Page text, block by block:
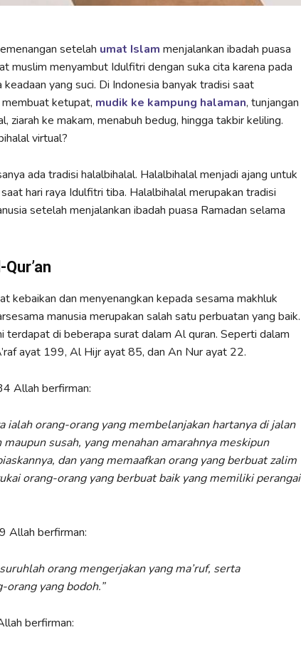
setelah umat Islam menjalankan ibadah puasa
muslim menyambut Idulfitri dengan suka cita karena pada
yang suci. Di Indonesia banyak tradisi saat
ketupat, mudik ke kampung halaman, tunjangan
ziarah ke makam, menabuh bedug, hingga takbir keliling.
virtual?
ada tradisi halalbihalal. Halalbihalal menjadi ajang untuk
hari raya Idulfitri tiba. Halalbihalal merupakan tradisi
setelah menjalankan ibadah puasa Ramadan selama
kebaikan dan menyenangkan kepada sesama makhluk
manusia merupakan salah satu perbuatan yang baik.
terdapat di beberapa surat dalam Al quran. Seperti dalam
ayat 199, Al Hijr ayat 85, dan An Nur ayat 22.
Allah berfirman:
ialah orang-orang yang membelanjakan hartanya di jalan
susah, yang menahan amarahnya meskipun
dan yang memaafkan orang yang berbuat zalim
orang-orang yang berbuat baik yang memiliki perangai
Allah berfirman:
orang mengerjakan yang ma’ruf, serta
yang bodoh.”
berfirman: